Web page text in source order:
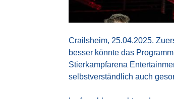
Crailsheim, 25.04.2025.
besser könnte das
Stierkampfarena
selbstverständlich auch